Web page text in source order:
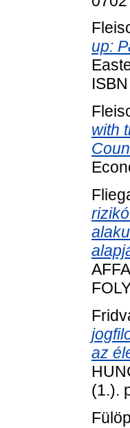
up:
with
az
(1.).